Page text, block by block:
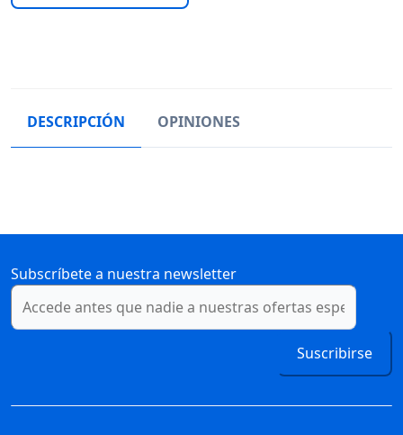
DESCRIPCIÓN OPINIONES
Subscríbete a nuestra newsletter
Suscribirse